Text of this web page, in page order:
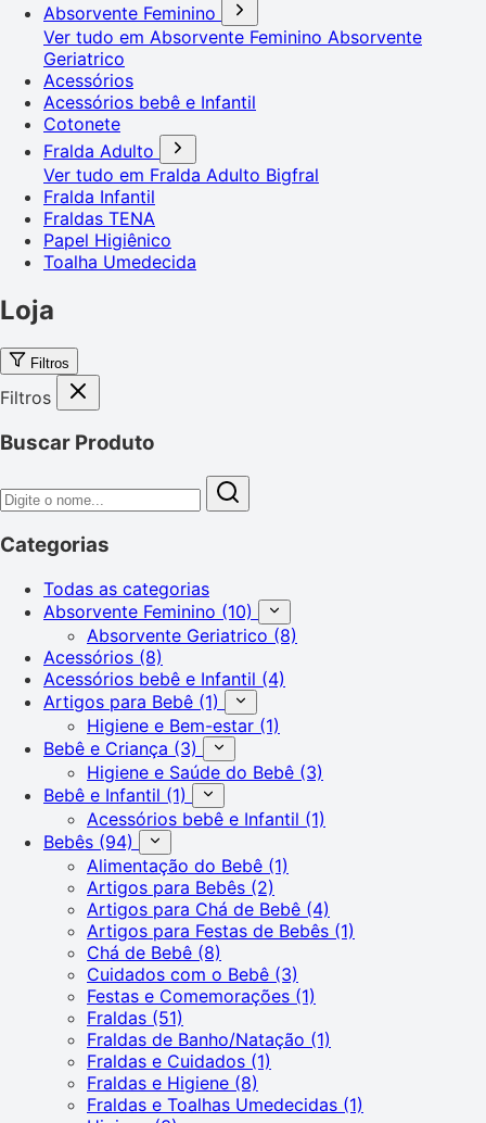
Absorvente Feminino
Ver tudo em Absorvente Feminino Absorvente
Geriatrico
Acessórios
Acessórios bebê e Infantil
Cotonete
Fralda Adulto
Ver tudo em Fralda Adulto Bigfral
Fralda Infantil
Fraldas TENA
Papel Higiênico
Toalha Umedecida
Loja
Filtros
Filtros
Buscar Produto
Categorias
Todas as categorias
Absorvente Feminino (10)
Absorvente Geriatrico (8)
Acessórios (8)
Acessórios bebê e Infantil (4)
Artigos para Bebê (1)
Higiene e Bem-estar (1)
Bebê e Criança (3)
Higiene e Saúde do Bebê (3)
Bebê e Infantil (1)
Acessórios bebê e Infantil (1)
Bebês (94)
Alimentação do Bebê (1)
Artigos para Bebês (2)
Artigos para Chá de Bebê (4)
Artigos para Festas de Bebês (1)
Chá de Bebê (8)
Cuidados com o Bebê (3)
Festas e Comemorações (1)
Fraldas (51)
Fraldas de Banho/Natação (1)
Fraldas e Cuidados (1)
Fraldas e Higiene (8)
Fraldas e Toalhas Umedecidas (1)